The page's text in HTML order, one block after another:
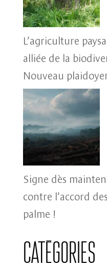
L’agriculture
alliée de la
Nouveau
Signe dès
contre l’accord
palme !
Catégories